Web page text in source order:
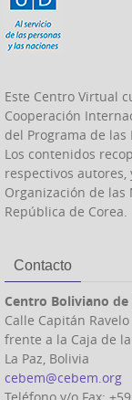
Este Centro Virtual
Cooperación
del Programa de las
Los contenidos
respectivos
Organización de las
República de Corea.
Contacto
Centro Boliviano
Calle Capitán
frente a la Caja de
La Paz, Bolivia
cebem@cebem.org